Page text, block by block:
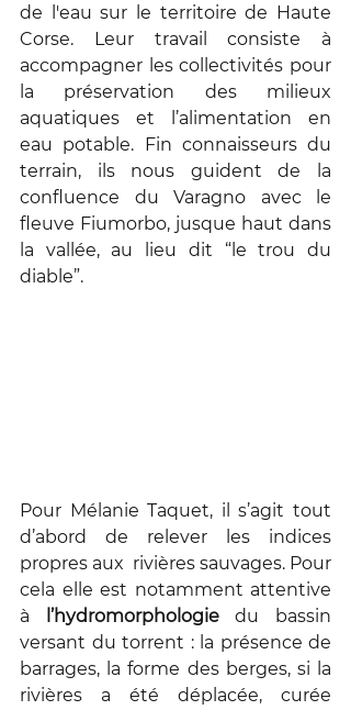
de l'eau sur le territoire de Haute
Corse. Leur travail consiste à
accompagner les collectivités pour
la préservation des milieux
aquatiques et l’alimentation en
eau potable. Fin connaisseurs du
terrain, ils nous guident de la
confluence du Varagno avec le
fleuve Fiumorbo, jusque haut dans
la vallée, au lieu dit “le trou du
diable”.
Pour Mélanie Taquet, il s’agit tout
d’abord de relever les indices
propres aux  rivières sauvages. Pour
cela elle est notamment attentive
à
l’hydromorphologie du bassin
versant du torrent : la présence de
barrages, la forme des berges, si la
rivières a été déplacée, curée